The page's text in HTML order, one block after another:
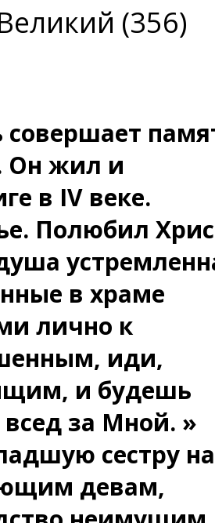
(356)
совершает
Он жил и
в IV веке.
Полюбил
в храме
лично к
иди,
и будешь
за Мной. »
сестру на
девам,